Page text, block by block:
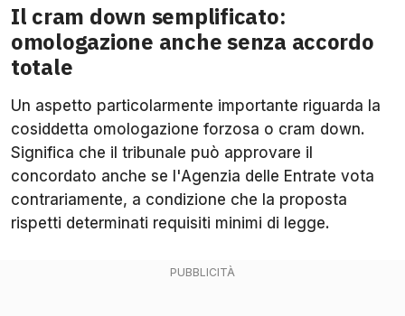
Il cram down semplificato:
omologazione anche senza accordo
totale
Un aspetto particolarmente importante riguarda la
cosiddetta omologazione forzosa o cram down.
Significa che il tribunale può approvare il
concordato anche se l'Agenzia delle Entrate vota
contrariamente, a condizione che la proposta
rispetti determinati requisiti minimi di legge.